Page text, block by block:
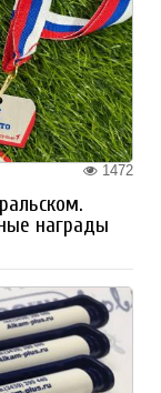
1472
награды